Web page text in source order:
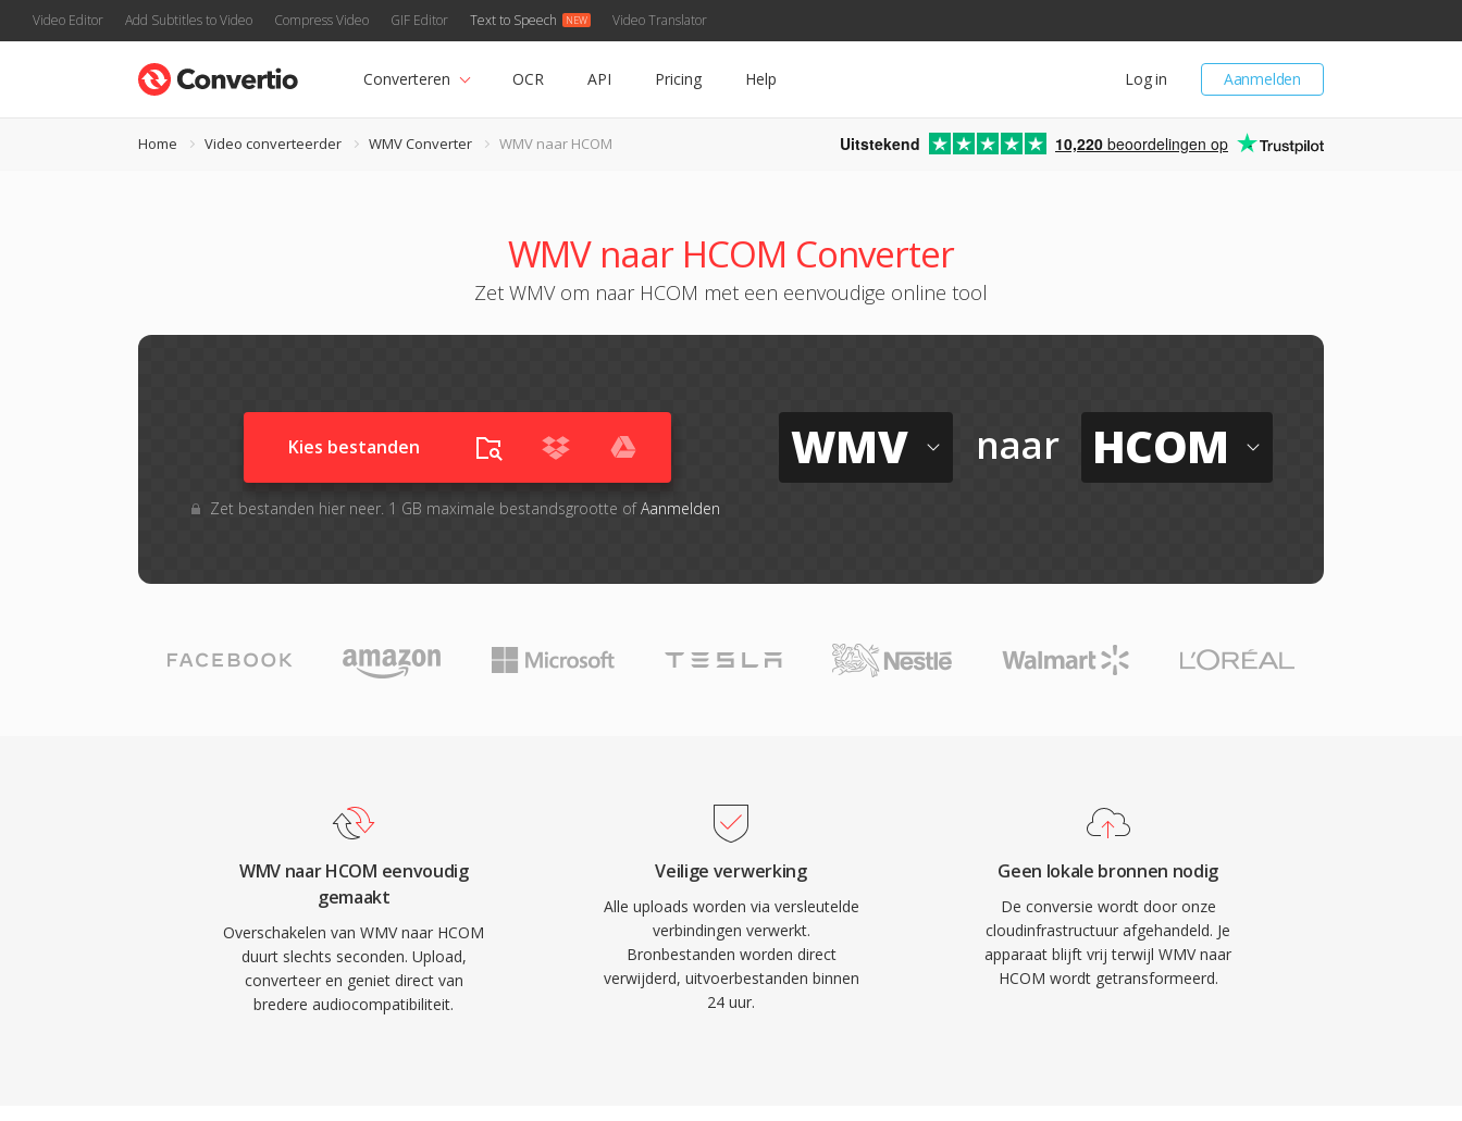
Video Editor Add Subtitles to Video Compress Video GIF Editor Text to Speech Video Translator
Aanmelden
Log in
Converteren OCR API Pricing Help
Home Video converteerder WMV Converter WMV naar HCOM Uitstekend 10,220 beoordelingen op
WMV naar HCOM Converter
Zet WMV om naar HCOM met een eenvoudige online tool
Kies bestanden
Zet bestanden hier neer. 1 GB maximale bestandsgrootte ofAanmelden
WMV naar HCOM
WMV naar HCOM eenvoudig
gemaakt
Overschakelen van WMV naar HCOM
duurt slechts seconden. Upload,
converteer en geniet direct van
bredere audiocompatibiliteit.
Veilige verwerking
Alle uploads worden via versleutelde
verbindingen verwerkt.
Bronbestanden worden direct
verwijderd, uitvoerbestanden binnen
24 uur.
Geen lokale bronnen nodig
De conversie wordt door onze
cloudinfrastructuur afgehandeld. Je
apparaat blijft vrij terwijl WMV naar
HCOM wordt getransformeerd.